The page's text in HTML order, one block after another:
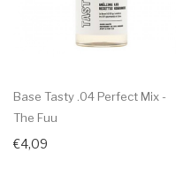
Base Tasty .04 Perfect Mix -
The Fuu
€4,09